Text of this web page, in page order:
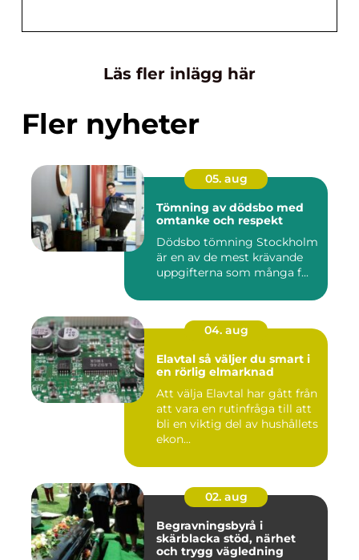
Läs fler inlägg här
Fler nyheter
05. aug
Tömning av dödsbo med
omtanke och respekt
Dödsbo tömning Stockholm
är en av de mest krävande
uppgifterna som många f...
04. aug
Elavtal så väljer du smart i
en rörlig elmarknad
Att välja Elavtal har gått från
att vara en rutinfråga till att
bli en viktig del av hushållets
ekon...
02. aug
Begravningsbyrå i
skärblacka stöd, närhet
och trygg vägledning